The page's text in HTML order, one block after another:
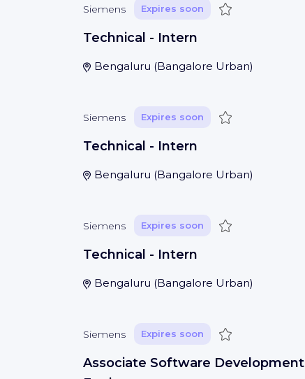
Siemens Expires soon Save
Technical - Intern
Bengaluru (Bangalore Urban)
Siemens Expires soon Save
Technical - Intern
Bengaluru (Bangalore Urban)
Siemens Expires soon Save
Technical - Intern
Bengaluru (Bangalore Urban)
Siemens Expires soon Save
Associate Software Development